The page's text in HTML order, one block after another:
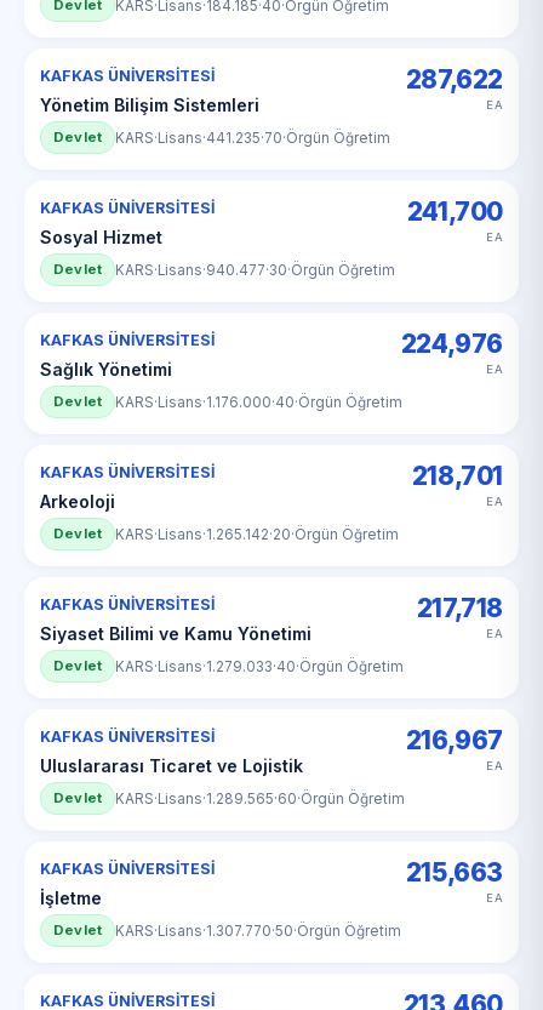
Devlet KARS· Lisans·184.185·40·Örgün Öğretim
KAFKAS ÜNİVERSİTESİ
Yönetim Bilişim Sistemleri
287,622
EA
Devlet KARS·Lisans·441.235·70·Örgün Öğretim
KAFKAS ÜNİVERSİTESİ
Sosyal Hizmet
241,700
EA
Devlet KARS·Lisans·940.477·30·Örgün Öğretim
KAFKAS ÜNİVERSİTESİ
Sağlık Yönetimi
224,976
EA
Devlet KARS·Lisans·1.176.000·40·Örgün Öğretim
KAFKAS ÜNİVERSİTESİ
Arkeoloji
218,701
EA
Devlet KARS·Lisans·1.265.142·20·Örgün Öğretim
KAFKAS ÜNİVERSİTESİ
Siyaset Bilimi ve Kamu Yönetimi
217,718
EA
Devlet KARS·Lisans·1.279.033·40·Örgün Öğretim
KAFKAS ÜNİVERSİTESİ
Uluslararası Ticaret ve Lojistik
216,967
EA
Devlet KARS·Lisans·1.289.565·60·Örgün Öğretim
KAFKAS ÜNİVERSİTESİ
İşletme
215,663
EA
Devlet KARS·Lisans·1.307.770·50·Örgün Öğretim
KAFKAS ÜNİVERSİTESİ 213,460